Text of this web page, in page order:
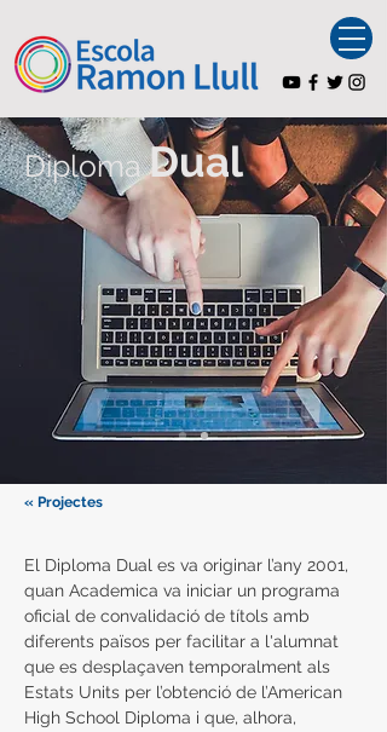
Diploma Dual
« Projectes
El Diploma Dual es va originar l’any 2001,
quan Academica va iniciar un programa
oficial de convalidació de títols amb
diferents països per facilitar a l'alumnat
que es desplaçaven temporalment als
Estats Units per l’obtenció de l’American
High School Diploma i que, alhora,